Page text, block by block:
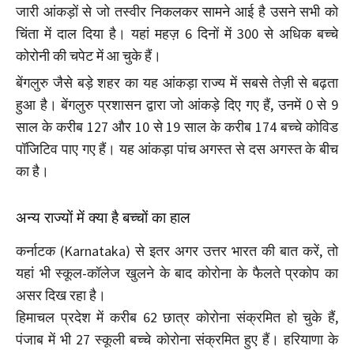
जारी आंकड़ों से जो तस्वीर निकलकर सामने आई है उसने सभी को
चिंता में दाल दिया है। यहां महज़ 6 दिनों में 300 से अधिक बच्चे
कोरोनी की चपेट में आ चुके हैं।
बेंगलुरु जैसे बड़े शहर का यह आंकड़ा राज्य में सबसे तेज़ी से बढ़ता
हुआ है। बेंगलुरु प्रशासन द्वारा जो आंकड़े दिए गए हैं, उनमें 0 से 9
साल के करीब 127 और 10 से 19 साल के करीब 174 बच्चे कोविड
पॉजिटिव पाए गए हैं। यह आंकड़ा पांच अगस्त से दस अगस्त के बीच
का है।
अन्य राज्यों में क्या है बच्चों का हाल
कर्नाटक (Karnataka) से इतर अगर उत्तर भारत की बात करें, तो
यहां भी स्कूल-कॉलेज खुलने के बाद कोरोना के फैलते प्रकोप का
असर दिख रहा है।
हिमाचल प्रदेश में करीब 62 छात्र कोरोना संक्रमित हो चुके हैं,
पंजाब में भी 27 स्कूली बच्चे कोरोना संक्रमित हुए हैं। हरियाणा के